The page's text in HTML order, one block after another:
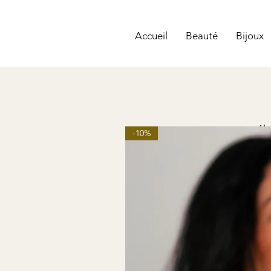
Accueil Beauté Bijoux
Il
-10%